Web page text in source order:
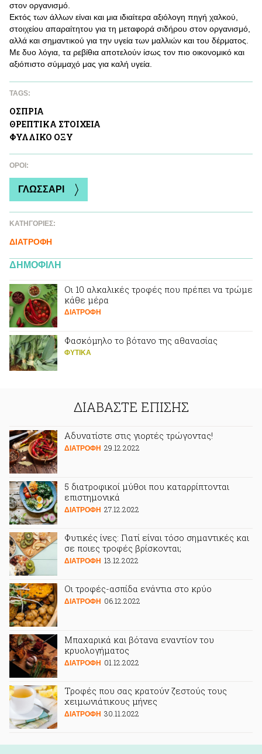
στον οργανισμό.
Εκτός των άλλων είναι και μια ιδιαίτερα αξιόλογη πηγή χαλκού,
στοιχείου απαραίτητου για τη μεταφορά σιδήρου στον οργανισμό,
αλλά και σημαντικού για την υγεία των μαλλιών και του δέρματος.
Με δυο λόγια, τα ρεβίθια αποτελούν ίσως τον πιο οικονομικό και
αξιόπιστο σύμμαχό μας για καλή υγεία.
TAGS:
ΟΣΠΡΙΑ
ΘΡΕΠΤΙΚA ΣΤΟΙΧΕΙΑ
ΦΥΛΛΙΚΟ ΟΞΥ
ΌΡΟΙ:
ΓΛΩΣΣΑΡΙ
ΚΑΤΗΓΟΡΙΕΣ:
ΔΙΑΤΡΟΦΗ
ΔΗΜΟΦΙΛΗ
Οι 10 αλκαλικές τροφές που πρέπει να τρώμε
κάθε μέρα
ΔΙΑΤΡΟΦΗ
Φασκόμηλο το βότανο της αθανασίας
ΦΥΤΙΚA
ΔΙΑΒΑΣΤΕ ΕΠΙΣΗΣ
Αδυνατίστε στις γιορτές τρώγοντας!
ΔΙΑΤΡΟΦΗ 29.12.2022
5 διατροφικοί μύθοι που καταρρίπτονται
επιστημονικά
ΔΙΑΤΡΟΦΗ 27.12.2022
Φυτικές ίνες: Γιατί είναι τόσο σημαντικές και
σε ποιες τροφές βρίσκονται;
ΔΙΑΤΡΟΦΗ 13.12.2022
Οι τροφές-ασπίδα ενάντια στο κρύο
ΔΙΑΤΡΟΦΗ 06.12.2022
Μπαχαρικά και βότανα εναντίον του
κρυολογήματος
ΔΙΑΤΡΟΦΗ 01.12.2022
Τροφές που σας κρατούν ζεστούς τους
χειμωνιάτικους μήνες
ΔΙΑΤΡΟΦΗ 30.11.2022